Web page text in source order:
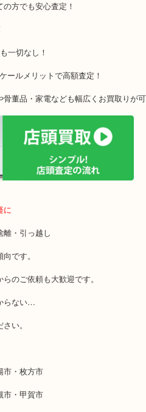
町
あり！
ての方でも安心査定！
も一切なし！
ケールメリットで高額査定！
骨董品・家電なども幅広くお買取
に
離・引っ越し
向です。